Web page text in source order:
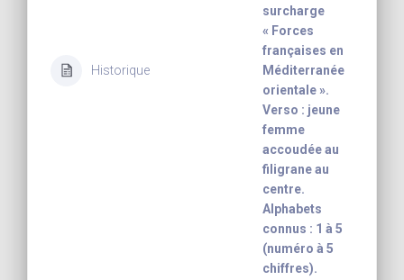
Historique
surcharge
« Forces
françaises en
Méditerranée
orientale ».
Verso : jeune
femme
accoudée au
filigrane au
centre.
Alphabets
connus : 1 à 5
(numéro à 5
chiffres).